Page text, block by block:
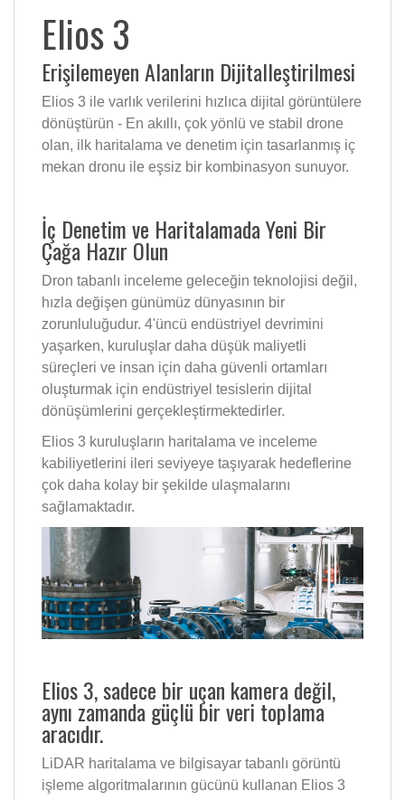
Elios 3
Erişilemeyen Alanların Dijitalleştirilmesi
Elios 3 ile varlık verilerini hızlıca dijital görüntülere
dönüştürün - En akıllı, çok yönlü ve stabil drone
olan, ilk haritalama ve denetim için tasarlanmış iç
mekan dronu ile eşsiz bir kombinasyon sunuyor.
İç Denetim ve Haritalamada Yeni Bir
Çağa Hazır Olun
Dron tabanlı inceleme geleceğin teknolojisi değil,
hızla değişen günümüz dünyasının bir
zorunluluğudur. 4'üncü endüstriyel devrimini
yaşarken, kuruluşlar daha düşük maliyetli
süreçleri ve insan için daha güvenli ortamları
oluşturmak için endüstriyel tesislerin dijital
dönüşümlerini gerçekleştirmektedirler.
Elios 3 kuruluşların haritalama ve inceleme
kabiliyetlerini ileri seviyeye taşıyarak hedeflerine
çok daha kolay bir şekilde ulaşmalarını
sağlamaktadır.
Elios 3, sadece bir uçan kamera değil,
aynı zamanda güçlü bir veri toplama
aracıdır.
LiDAR haritalama ve bilgisayar tabanlı görüntü
işleme algoritmalarının gücünü kullanan Elios 3